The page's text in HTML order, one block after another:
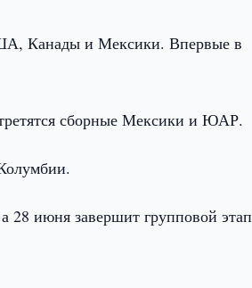
Канады и Мексики. Впервые в
сборные Мексики и ЮАР.
28 июня завершит групповой этап